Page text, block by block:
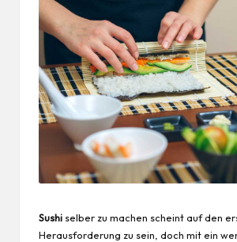
Sushi selber zu machen scheint auf den
Herausforderung zu sein, doch mit ein